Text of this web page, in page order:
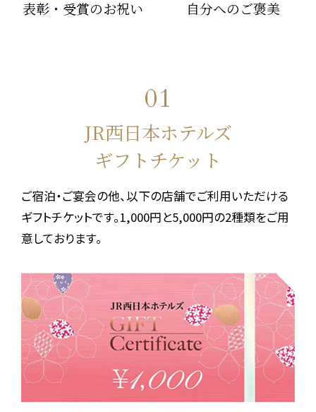
表彰・受賞のお祝い 自分へのご褒美
01
JR西日本ホテルズ
ギフトチケット
ご宿泊・ご宴会の他、以下の店舗でご利用いただける
ギフトチケットです。1,000円と5,000円の2種類をご用
意しております。